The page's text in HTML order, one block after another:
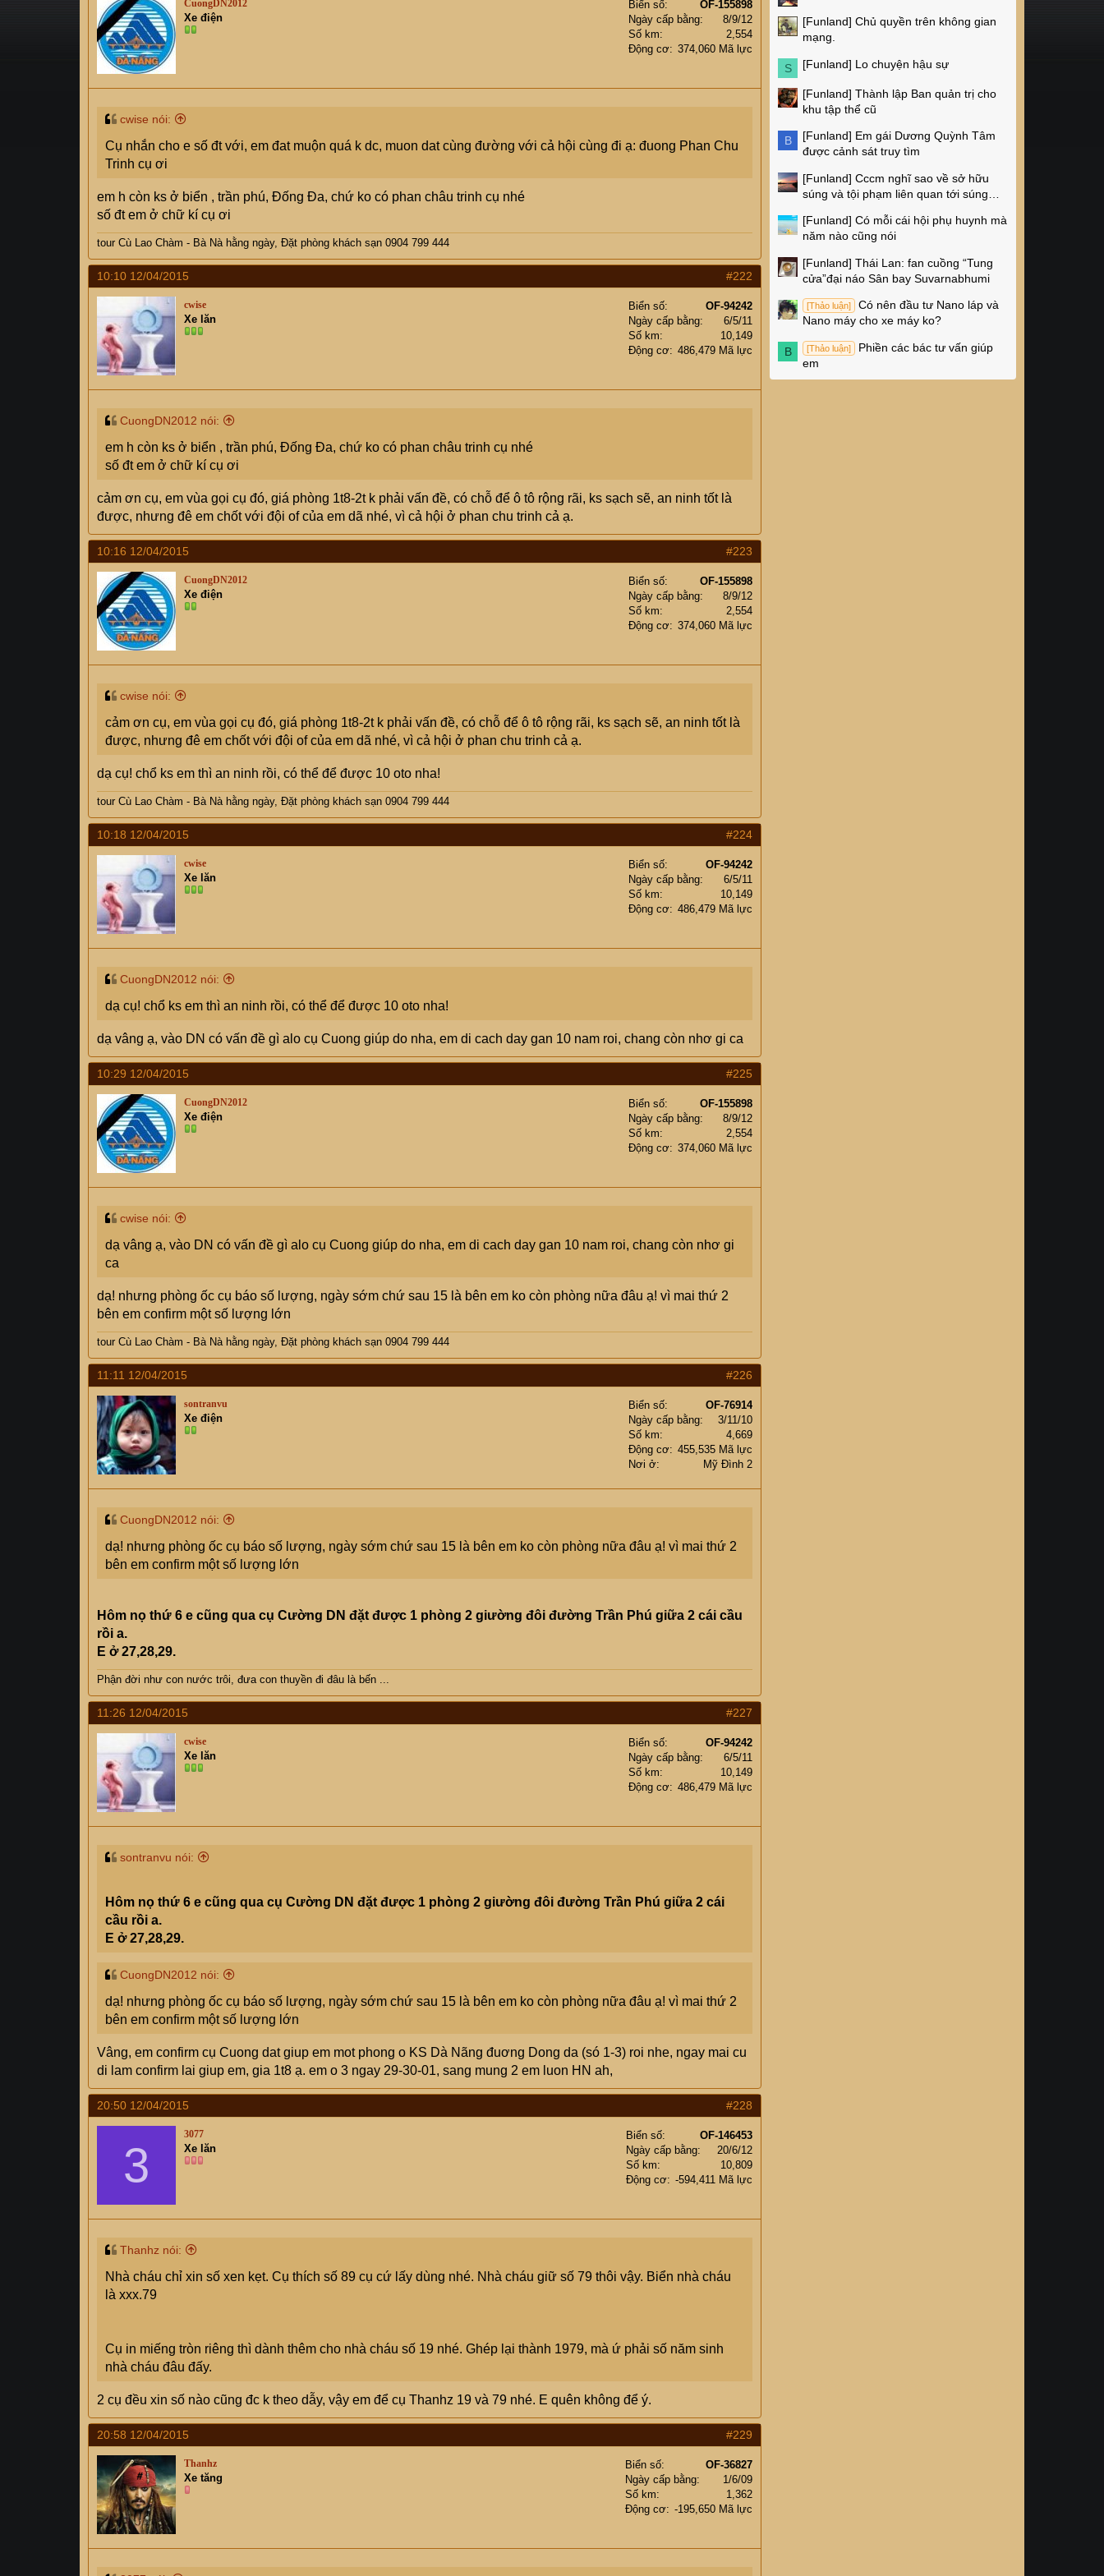
s
t
a
r
t
e
i
CuongDN2012
Xe điện
Biển số
OF-155898
Ngày cấp bằng
8/9/12
Số km
2,554
Động cơ
374,060 Mã lực
cwise nói:
Cụ nhắn cho e số đt với, em đat muộn quá k dc, muon dat cùng đường với cả hội cùng đi ạ: đuong Phan Chu
Trinh cụ ơi
em h còn ks ở biển , trần phú, Đống Đa, chứ ko có phan châu trinh cụ nhé
số đt em ở chữ kí cụ ơi
tour Cù Lao Chàm - Bà Nà hằng ngày, Đặt phòng khách sạn 0904 799 444
10:10 12/04/2015 #222
cwise
Xe lăn
Biển số
OF-94242
Ngày cấp bằng
6/5/11
Số km
10,149
Động cơ
486,479 Mã lực
CuongDN2012 nói:
em h còn ks ở biển , trần phú, Đống Đa, chứ ko có phan châu trinh cụ nhé
số đt em ở chữ kí cụ ơi
cảm ơn cụ, em vùa gọi cụ đó, giá phòng 1t8-2t k phải vấn đề, có chỗ để ô tô rộng rãi, ks sạch sẽ, an ninh tốt là
được, nhưng đê em chốt với đội of của em dã nhé, vì cả hội ở phan chu trinh cả ạ.
10:16 12/04/2015 #223
CuongDN2012
Xe điện
Biển số
OF-155898
Ngày cấp bằng
8/9/12
Số km
2,554
Động cơ
374,060 Mã lực
cwise nói:
cảm ơn cụ, em vùa gọi cụ đó, giá phòng 1t8-2t k phải vấn đề, có chỗ để ô tô rộng rãi, ks sạch sẽ, an ninh tốt là
được, nhưng đê em chốt với đội of của em dã nhé, vì cả hội ở phan chu trinh cả ạ.
dạ cụ! chổ ks em thì an ninh rồi, có thể để được 10 oto nha!
tour Cù Lao Chàm - Bà Nà hằng ngày, Đặt phòng khách sạn 0904 799 444
10:18 12/04/2015 #224
cwise
Xe lăn
Biển số
OF-94242
Ngày cấp bằng
6/5/11
Số km
10,149
Động cơ
486,479 Mã lực
CuongDN2012 nói:
dạ cụ! chổ ks em thì an ninh rồi, có thể để được 10 oto nha!
dạ vâng ạ, vào DN có vấn đề gì alo cụ Cuong giúp do nha, em di cach day gan 10 nam roi, chang còn nhơ gi ca
10:29 12/04/2015 #225
CuongDN2012
Xe điện
Biển số
OF-155898
Ngày cấp bằng
8/9/12
Số km
2,554
Động cơ
374,060 Mã lực
cwise nói:
dạ vâng ạ, vào DN có vấn đề gì alo cụ Cuong giúp do nha, em di cach day gan 10 nam roi, chang còn nhơ gi
ca
dạ! nhưng phòng ốc cụ báo số lượng, ngày sớm chứ sau 15 là bên em ko còn phòng nữa đâu ạ! vì mai thứ 2
bên em confirm một số lượng lớn
tour Cù Lao Chàm - Bà Nà hằng ngày, Đặt phòng khách sạn 0904 799 444
11:11 12/04/2015 #226
sontranvu
Xe điện
Biển số
OF-76914
Ngày cấp bằng
3/11/10
Số km
4,669
Động cơ
455,535 Mã lực
Nơi ở
Mỹ Đình 2
CuongDN2012 nói:
dạ! nhưng phòng ốc cụ báo số lượng, ngày sớm chứ sau 15 là bên em ko còn phòng nữa đâu ạ! vì mai thứ 2
bên em confirm một số lượng lớn
Hôm nọ thứ 6 e cũng qua cụ Cường DN đặt được 1 phòng 2 giường đôi đường Trần Phú giữa 2 cái cầu
rồi a.
E ở 27,28,29.
Phận đời như con nước trôi, đưa con thuyền đi đâu là bến ...
11:26 12/04/2015 #227
cwise
Xe lăn
Biển số
OF-94242
Ngày cấp bằng
6/5/11
Số km
10,149
Động cơ
486,479 Mã lực
sontranvu nói:
Hôm nọ thứ 6 e cũng qua cụ Cường DN đặt được 1 phòng 2 giường đôi đường Trần Phú giữa 2 cái
cầu rồi a.
E ở 27,28,29.
CuongDN2012 nói:
dạ! nhưng phòng ốc cụ báo số lượng, ngày sớm chứ sau 15 là bên em ko còn phòng nữa đâu ạ! vì mai thứ 2
bên em confirm một số lượng lớn
Vâng, em confirm cụ Cuong dat giup em mot phong o KS Dà Nãng đuơng Dong da (só 1-3) roi nhe, ngay mai cu
di lam confirm lai giup em, gia 1t8 ạ. em o 3 ngay 29-30-01, sang mung 2 em luon HN ah,
20:50 12/04/2015 #228
3
3077
Xe lăn
Biển số
OF-146453
Ngày cấp bằng
20/6/12
Số km
10,809
Động cơ
-594,411 Mã lực
Thanhz nói:
Nhà cháu chỉ xin số xen kẹt. Cụ thích số 89 cụ cứ lấy dùng nhé. Nhà cháu giữ số 79 thôi vậy. Biển nhà cháu
là xxx.79
Cụ in miếng tròn riêng thì dành thêm cho nhà cháu số 19 nhé. Ghép lại thành 1979, mà ứ phải số năm sinh
nhà cháu đâu đấy.
2 cụ đều xin số nào cũng đc k theo dẫy, vậy em để cụ Thanhz 19 và 79 nhé. E quên không để ý.
20:58 12/04/2015 #229
Thanhz
Xe tăng
Biển số
OF-36827
Ngày cấp bằng
1/6/09
Số km
1,362
Động cơ
-195,650 Mã lực
[Funland] Chủ quyền trên không gian
mạng.
S [Funland] Lo chuyện hậu sự
[Funland] Thành lập Ban quản trị cho
khu tập thể cũ
B [Funland] Em gái Dương Quỳnh Tâm
được cảnh sát truy tìm
[Funland] Cccm nghĩ sao về sở hữu
súng và tội phạm liên quan tới súng
[Funland] Có mỗi cái hội phụ huynh mà
năm nào cũng nói
[Funland] Thái Lan: fan cuồng “Tung
cửa”đại náo Sân bay Suvarnabhumi
[Thảo luận]
Có nên đầu tư Nano láp và
Nano máy cho xe máy ko?
B [Thảo luận]
Phiền các bác tư vấn giúp
em